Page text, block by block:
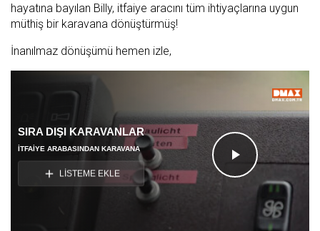
hayatına bayılan Billy, itfaiye aracını tüm ihtiyaçlarına uygun
müthiş bir karavana dönüştürmüş!
İnanılmaz dönüşümü hemen izle,
Videoyu
Oynat
SIRA DIŞI KARAVANLAR
İTFAIYE ARABASINDAN KARAVANA
LİSTEME EKLE